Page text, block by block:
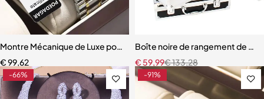
Montre Mécanique de Luxe pour Homme, Étanche
€99,62
Boîte noire de rangement de
€133,28
€ 59,99
-66% -91%